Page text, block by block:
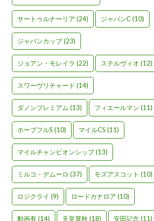
サートゥルナーリア (24) ジャパンC(10)
ジャパンカップ(23)
ジョアン・モレイラ (22) ステルヴィオ (12)
スワーヴリチャード (14)
ダノンプレミアム (13) フィエールマン (11)
ホープフルS (10) マイルCS (11)
マイルチャンピオンシップ(13)
ミルコ・デムーロ (37) モズアスコット (10)
ロジクライ (9) ロードカナロア (10)
動画有(14) 天皇賞秋 (18) 安田記念(11)